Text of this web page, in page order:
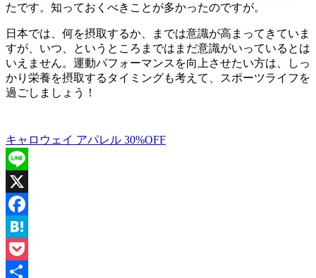
たです。知っておくべきことが多かったのですが。
日本では、何を摂取するか、までは意識が高まってきていま
すが、いつ、というところまではまだ意識がいっているとは
いえません。運動パフォーマンスを向上させたい方は、しっ
かり栄養を摂取するタイミングも考えて、スポーツライフを
過ごしましょう！
キャロウェイ アパレル 30%OFF
Line
X
Facebook
Hatena
Pocket